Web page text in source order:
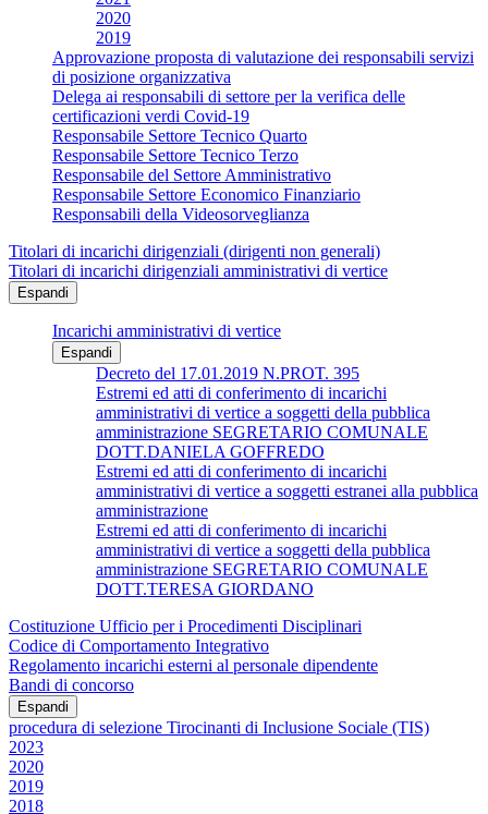
2020
2019
Approvazione proposta di valutazione dei responsabili servizi
di posizione organizzativa
Delega ai responsabili di settore per la verifica delle
certificazioni verdi Covid-19
Responsabile Settore Tecnico Quarto
Responsabile Settore Tecnico Terzo
Responsabile del Settore Amministrativo
Responsabile Settore Economico Finanziario
Responsabili della Videosorveglianza
Titolari di incarichi dirigenziali (dirigenti non generali)
Titolari di incarichi dirigenziali amministrativi di vertice
Espandi
Incarichi amministrativi di vertice
Espandi
Decreto del 17.01.2019 N.PROT. 395
Estremi ed atti di conferimento di incarichi
amministrativi di vertice a soggetti della pubblica
amministrazione SEGRETARIO COMUNALE
DOTT.DANIELA GOFFREDO
Estremi ed atti di conferimento di incarichi
amministrativi di vertice a soggetti estranei alla pubblica
amministrazione
Estremi ed atti di conferimento di incarichi
amministrativi di vertice a soggetti della pubblica
amministrazione SEGRETARIO COMUNALE
DOTT.TERESA GIORDANO
Costituzione Ufficio per i Procedimenti Disciplinari
Codice di Comportamento Integrativo
Regolamento incarichi esterni al personale dipendente
Bandi di concorso
Espandi
procedura di selezione Tirocinanti di Inclusione Sociale (TIS)
2023
2020
2019
2018